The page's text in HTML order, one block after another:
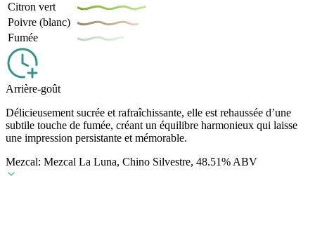
Citron vert
Poivre (blanc)
Fumée
Arrière-goût
Délicieusement sucrée et rafraîchissante, elle est rehaussée d’une
subtile touche de fumée, créant un équilibre harmonieux qui laisse
une impression persistante et mémorable.
Mezcal: Mezcal La Luna, Chino Silvestre, 48.51% ABV